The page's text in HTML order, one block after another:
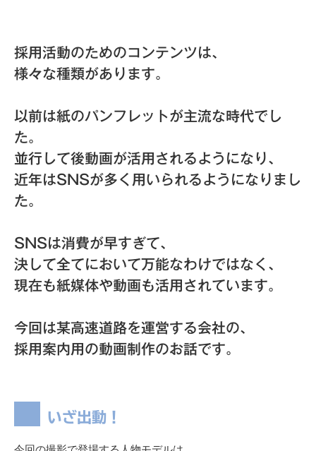
採用活動のためのコンテンツは、
様々な種類があります。
以前は紙のパンフレットが主流な時代でし
た。
並行して後動画が活用されるようになり、
近年はSNSが多く用いられるようになりまし
た。
SNSは消費が早すぎて、
決して全てにおいて万能なわけではなく、
現在も紙媒体や動画も活用されています。
今回は某高速道路を運営する会社の、
採用案内用の動画制作のお話です。
いざ出動！